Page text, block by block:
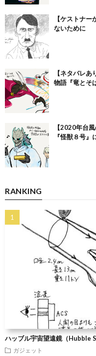
【ケストナ
ないために
【ネタバレ
物語『竜とそ
【2020年台
『怪獣８号
RANKING
ハッブル宇宙望遠鏡（Hubble
ガジェット